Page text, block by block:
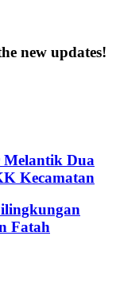
new updates!
Dua
Kecamatan
Fatah